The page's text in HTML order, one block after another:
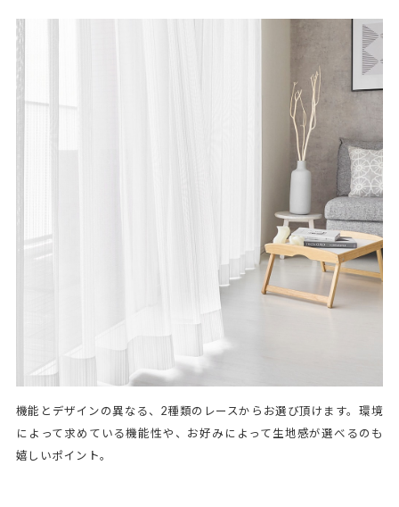
機能とデザインの異なる、2種類のレースからお選び頂けます。環境
によって求めている機能性や、お好みによって生地感が選べるのも
嬉しいポイント。